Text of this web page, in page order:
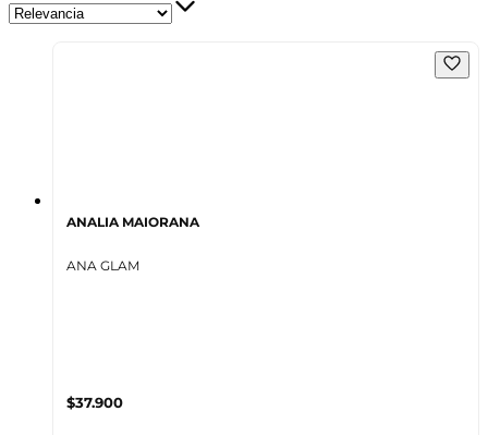
ANALIA MAIORANA
ANA GLAM
$37.900